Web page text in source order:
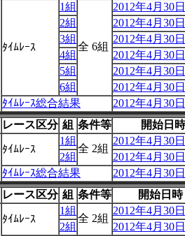
ﾀｲﾑﾚｰｽ
1組
全 6組
2012年4月30
2組
2012年4月30
3組
2012年4月30
4組
2012年4月30
5組
2012年4月30
6組
2012年4月30
ﾀｲﾑﾚｰｽ総合結果
2012年4月30
レース区分 組 条件等
開始日時
ﾀｲﾑﾚｰｽ
1組
全 2組
2012年4月30
2組
2012年4月30
ﾀｲﾑﾚｰｽ総合結果
2012年4月30
レース区分 組 条件等
開始日時
ﾀｲﾑﾚｰｽ
1組
全 2組
2012年4月30
2組
2012年4月30